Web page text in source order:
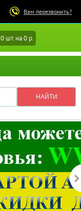
Вам перезвонить?
0 шт. на 0 р.